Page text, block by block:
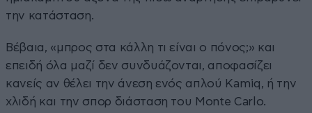
την κατάσταση.
Βέβαια, «μπρος στα κάλλη τι είναι ο πόνος;» και
επειδή όλα μαζί δεν συνδυάζονται, αποφασίζει
κανείς αν θέλει την άνεση ενός απλού Kamiq, ή την
χλιδή και την σπορ διάσταση του Monte Carlo.